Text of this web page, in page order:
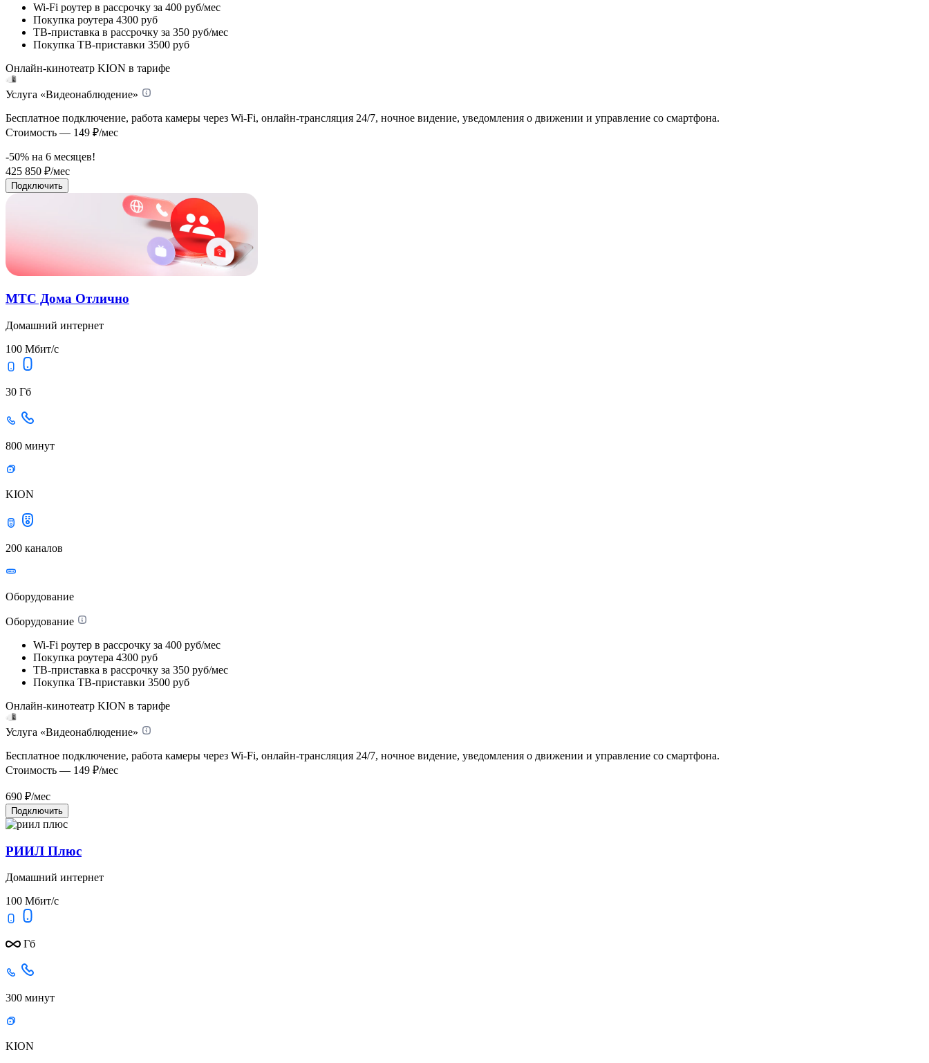
Wi-Fi роутер в рассрочку за 400 руб/мес
Покупка роутера 4300 руб
ТВ-приставка в рассрочку за 350 руб/мес
Покупка ТВ-приставки 3500 руб
Онлайн-кинотеатр KION в тарифе
Услуга «Видеонаблюдение»
Бесплатное подключение, работа камеры через Wi-Fi, онлайн-трансляция 24/7, ночное видение, уведомления о движении и управление со смартфона.
Стоимость — 149 ₽/мес
-50% на 6 месяцев!
425 850 ₽/мес
Подключить
МТС Дома Отлично
Домашний интернет
100 Мбит/с
30 Гб
800 минут
KION
200 каналов
Оборудование
Оборудование
Wi-Fi роутер в рассрочку за 400 руб/мес
Покупка роутера 4300 руб
ТВ-приставка в рассрочку за 350 руб/мес
Покупка ТВ-приставки 3500 руб
Онлайн-кинотеатр KION в тарифе
Услуга «Видеонаблюдение»
Бесплатное подключение, работа камеры через Wi-Fi, онлайн-трансляция 24/7, ночное видение, уведомления о движении и управление со смартфона.
Стоимость — 149 ₽/мес
690 ₽/мес
Подключить
РИИЛ Плюс
Домашний интернет
100 Мбит/с
Гб
300 минут
KION